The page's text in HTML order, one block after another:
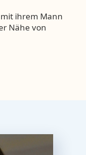
ihrem Mann
Nähe von